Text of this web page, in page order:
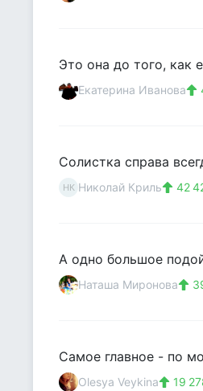
Это она до того, как
Екатерина Иванова
Солистка справа
НК Николай Криль 42
А одно большое
Наташа Миронова
Самое главное - по
Olesya Veykina 19